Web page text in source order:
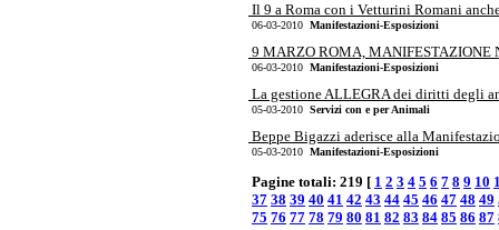
Il 9 a Roma con i Vetturini Romani
06-03-2010 Manifestazioni-Esposizioni
9 MARZO ROMA, MANIFESTAZIONE
06-03-2010 Manifestazioni-Esposizioni
La gestione ALLEGRA dei diritti degli
05-03-2010 Servizi con e per Animali
Beppe Bigazzi aderisce alla
05-03-2010 Manifestazioni-Esposizioni
Pagine totali: 219 [ 1 2 3 4 5 6 7 8 9 10
37 38 39 40 41 42 43 44 45 46 47 48 49
75 76 77 78 79 80 81 82 83 84 85 86 87